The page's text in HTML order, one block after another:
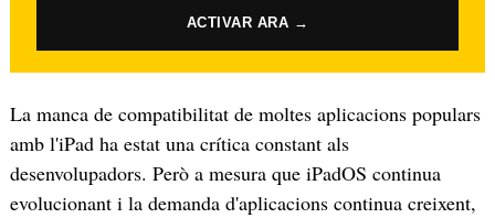
ACTIVAR ARA →
La manca de compatibilitat de moltes aplicacions populars
amb l'iPad ha estat una crítica constant als
desenvolupadors. Però a mesura que iPadOS continua
evolucionant i la demanda d'aplicacions continua creixent,